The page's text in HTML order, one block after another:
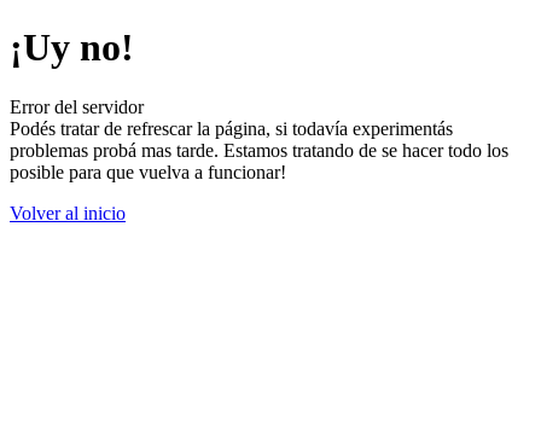
¡Uy no!
Error del servidor
Podés tratar de refrescar la página, si todavía experimentás
problemas probá mas tarde. Estamos tratando de se hacer todo los
posible para que vuelva a funcionar!
Volver al inicio